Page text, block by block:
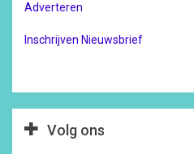
Adverteren
Inschrijven Nieuwsbrief
Volg ons